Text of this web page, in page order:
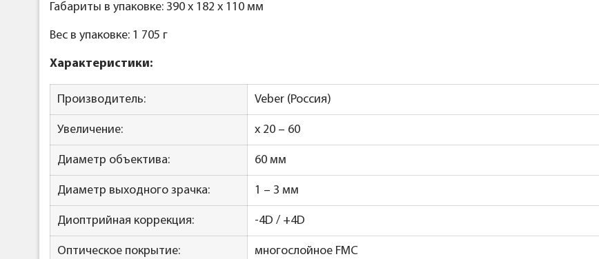
Габариты в упаковке: 390 x 182 x 110 мм
Вес в упаковке: 1 705 г
Характеристики:
Производитель: Veber (Россия)
Увеличение: x 20 – 60
Диаметр объектива: 60 мм
Диаметр выходного зрачка: 1 – 3 мм
Диоптрийная коррекция: -4D / +4D
Оптическое покрытие: многослойное FMC